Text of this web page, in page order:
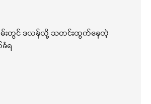
းတွင် ဒလန်လို့ သတင်းထွက်နေတဲ့
ရ